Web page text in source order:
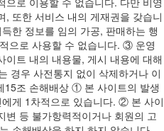
, 또한 서비스 내의 게재권을 갖습니
한 정보를 임의 가공, 판매하는 행
으로 사용할 수 없습니다. ③ 운영
이트 내의 내용물, 게시 내용에 대해
경우 사전통지 없이 삭제하거나 이
15조 손해배상 ① 본 사이트의 발생
게 1차적으로 있습니다. ② 본 사이
변 등 불가항력적이거나 회원의 고